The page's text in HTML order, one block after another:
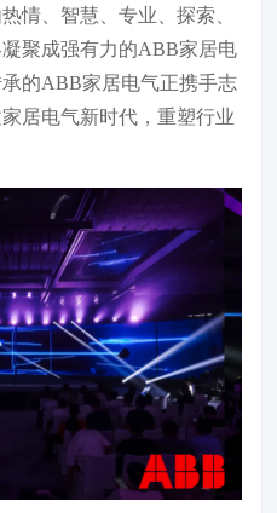
情、智慧、专业、探索、
聚成强有力的ABB家居电
的ABB家居电气正携手志
居电气新时代，重塑行业